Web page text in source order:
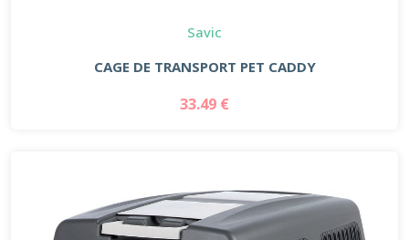
Savic
CAGE DE TRANSPORT PET CADDY
33.49 €